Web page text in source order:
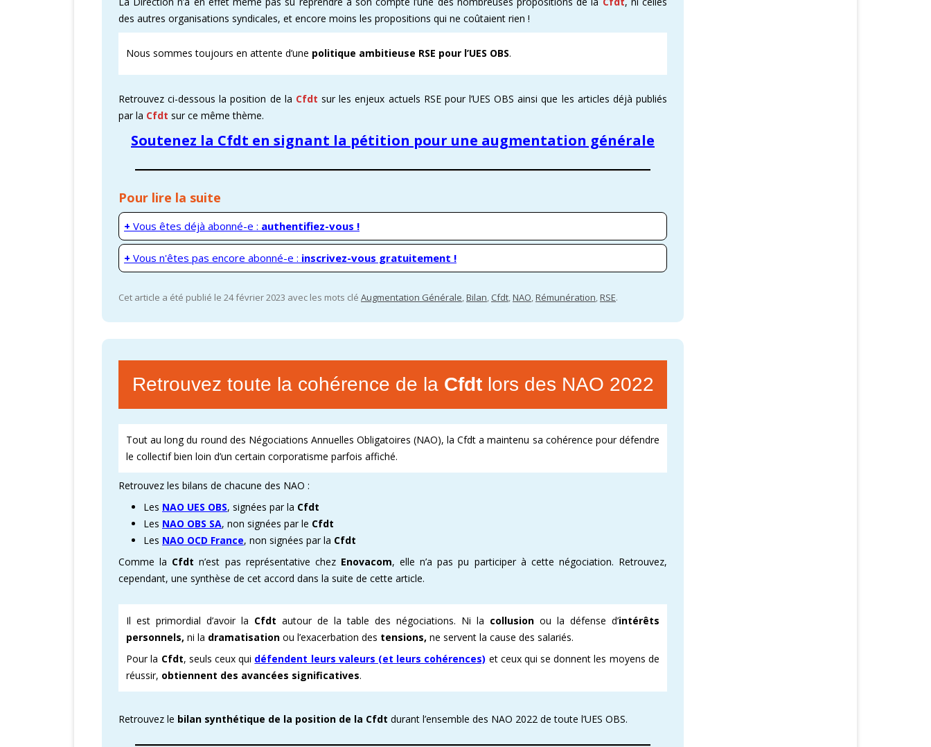
des autres organisations syndicales, et encore moins les propositions qui ne coûtaient rien !
Nous sommes toujours en attente d’une politique ambitieuse RSE pour l’UES OBS.
Retrouvez ci-dessous la position de la Cfdt sur les enjeux actuels RSE pour l’UES OBS ainsi que les articles déjà publiés
par la Cfdt sur ce même thème.
Soutenez la Cfdt en signant la pétition pour une augmentation générale
Pour lire la suite
+ Vous êtes déjà abonné-e : authentifiez-vous !
+ Vous n'êtes pas encore abonné-e : inscrivez-vous gratuitement !
Cet article a été publié le 24 février 2023 avec les mots clé Augmentation Générale,Bilan, Cfdt,NAO,Rémunération,RSE.
Retrouvez toute la cohérence de la Cfdt lors des NAO 2022
Tout au long du round des Négociations Annuelles Obligatoires (NAO), la Cfdt a maintenu sa cohérence pour défendre
le collectif bien loin d’un certain corporatisme parfois affiché.
Retrouvez les bilans de chacune des NAO :
Les NAO UES OBS, signées par la Cfdt
Les NAO OBS SA, non signées par le Cfdt
Les NAO OCD France, non signées par la Cfdt
Comme la Cfdtn’est pas représentative chez Enovacom, elle n’a pas pu participer à cette négociation. Retrouvez,
cependant, une synthèse de cet accord dans la suite de cette article.
Il est primordial d’avoir la Cfdtautour de la table des négociations. Ni la collusion ou la défense d’intérêts
personnels,ni la dramatisationou l’exacerbation des tensions, ne servent la cause des salariés.
Pour la Cfdt, seuls ceux qui défendent leurs valeurs (et leurs cohérences) et ceux qui se donnent les moyens de
réussir, obtiennent des avancées significatives.
Retrouvez le bilan synthétique de la position de la Cfdt durant l’ensemble des NAO 2022 de toute l’UES OBS.